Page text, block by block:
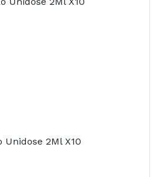
2Ml X10